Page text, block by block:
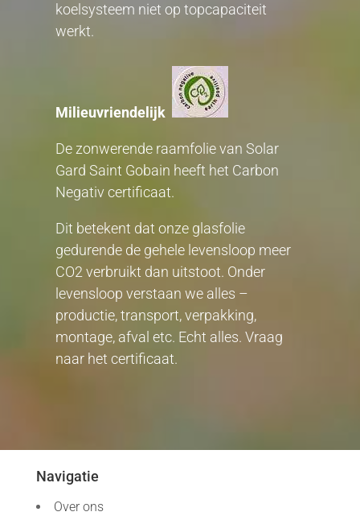
koelsysteem niet op topcapaciteit
werkt.
Milieuvriendelijk
De zonwerende raamfolie van Solar
Gard Saint Gobain heeft het Carbon
Negativ certificaat.
Dit betekent dat onze glasfolie
gedurende de gehele levensloop meer
CO2 verbruikt dan uitstoot. Onder
levensloop verstaan we alles –
productie, transport, verpakking,
montage, afval etc. Echt alles. Vraag
naar het certificaat.
Navigatie
Over ons